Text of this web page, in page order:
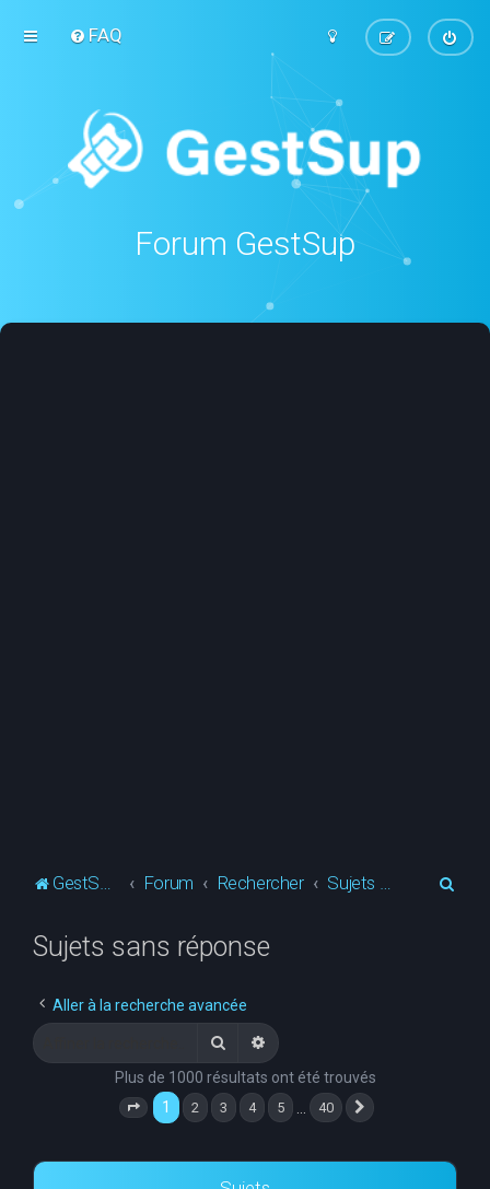
FAQ
Forum GestSup
GestSup.fr Forum Rechercher Sujets sans réponse
Sujets sans réponse
Aller à la recherche avancée
RechercherRecherche avancée
Plus de 1000 résultats ont été trouvés
Page 1 sur40
1 2 3 4 5 40